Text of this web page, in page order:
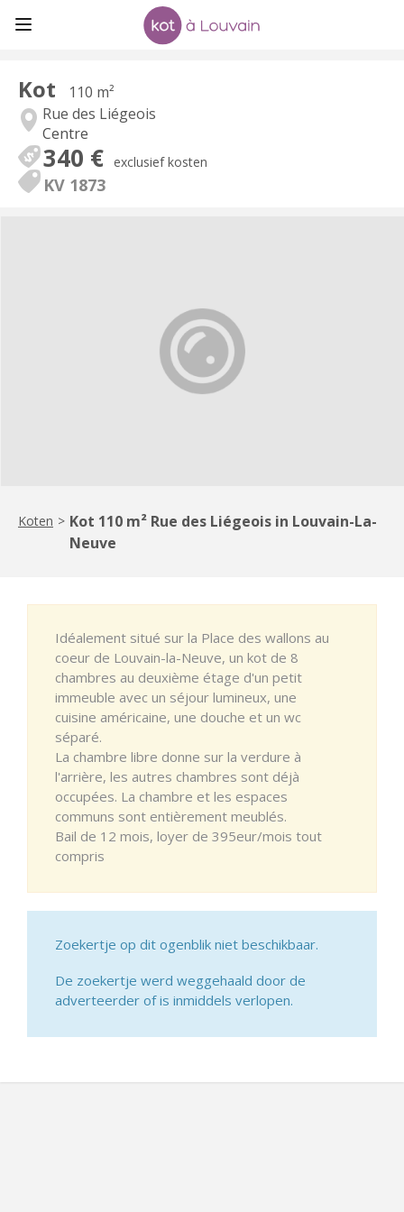
Kot
110 m²
Rue des Liégeois
Centre
340 € exclusief kosten
KV 1873
Koten > Kot 110 m² Rue des Liégeois in Louvain-La-
Neuve
Idéalement situé sur la Place des wallons au
coeur de Louvain-la-Neuve, un kot de 8
chambres au deuxième étage d'un petit
immeuble avec un séjour lumineux, une
cuisine américaine, une douche et un wc
séparé.
La chambre libre donne sur la verdure à
l'arrière, les autres chambres sont déjà
occupées. La chambre et les espaces
communs sont entièrement meublés.
Bail de 12 mois, loyer de 395eur/mois tout
compris
Zoekertje op dit ogenblik niet beschikbaar.
De zoekertje werd weggehaald door de
adverteerder of is inmiddels verlopen.